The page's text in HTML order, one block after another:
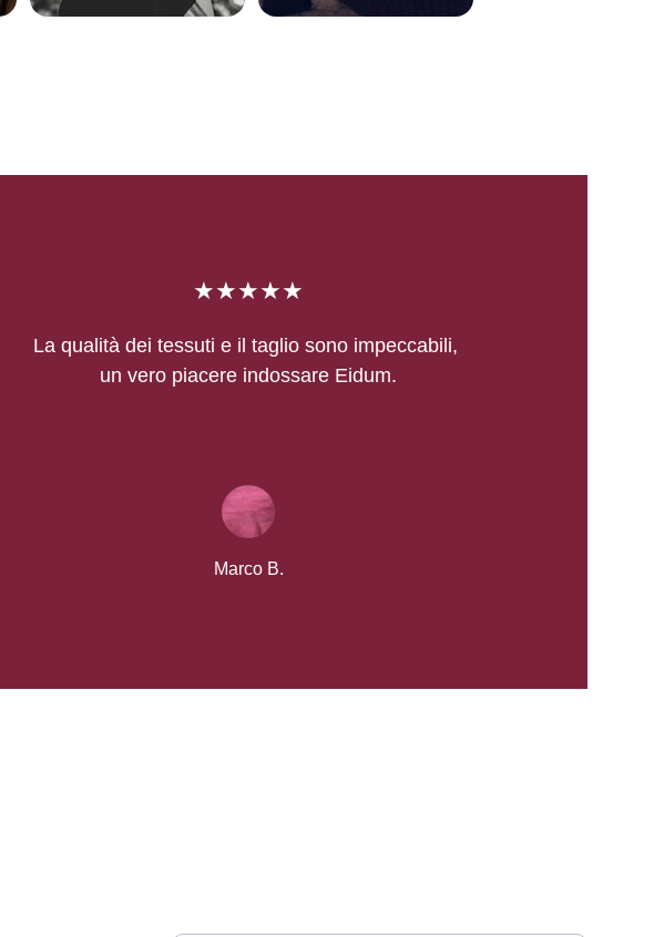
La qualità dei tessuti e il taglio sono impeccabili,
un vero piacere indossare Eidum.
Marco B.
★★★★★